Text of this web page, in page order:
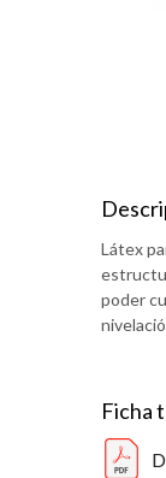
Látex
poder
Ficha